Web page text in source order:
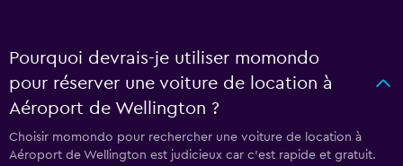
Pourquoi devrais-je utiliser momondo
pour réserver une voiture de location à
Aéroport de Wellington ?
Choisir momondo pour rechercher une voiture de location à
Aéroport de Wellington est judicieux car c'est rapide et gratuit.